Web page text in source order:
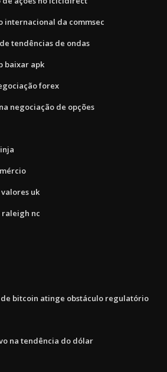
internacional da commsec
tendências de ondas
baixar apk
forex
negociação de opções
uk
raleigh nc
bitcoin atinge obstáculo regulatório
na tendência do dólar